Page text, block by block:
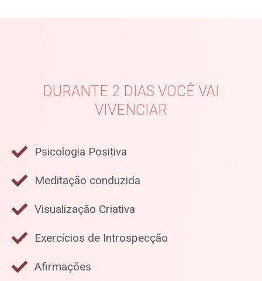
DURANTE 2 DIAS VOCÊ VAI
VIVENCIAR
Psicologia Positiva
Meditação conduzida
Visualização Criativa
Exercícios de Introspecção
Afirmações